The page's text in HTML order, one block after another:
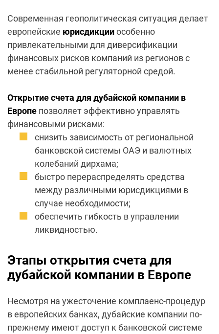
Современная геополитическая ситуация делает
европейские юрисдикцииособенно
привлекательными для диверсификации
финансовых рисков компаний из регионов с
менее стабильной регуляторной средой.
Открытие счета для дубайской компании в
Европе позволяет эффективно управлять
финансовыми рисками:
снизить зависимость от региональной
банковской системы ОАЭ и валютных
колебаний дирхама;
быстро перераспределять средства
между различными юрисдикциями в
случае необходимости;
обеспечить гибкость в управлении
ликвидностью.
Этапы открытия счета для
дубайской компании в Европе
Несмотря на ужесточение комплаенс-процедур
в европейских банках, дубайские компании по-
прежнему имеют доступ к банковской системе